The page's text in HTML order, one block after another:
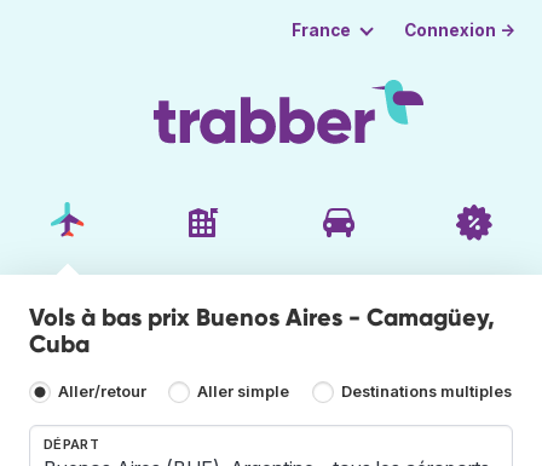
France Connexion →
Vols à bas prix Buenos Aires - Camagüey,
Cuba
Aller/retour Aller simple Destinations multiples
DÉPART